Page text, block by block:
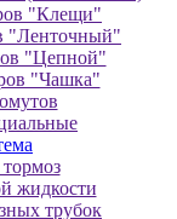
"Клещи"
"Ленточный"
"Цепной"
"Чашка"
жидкости
трубок